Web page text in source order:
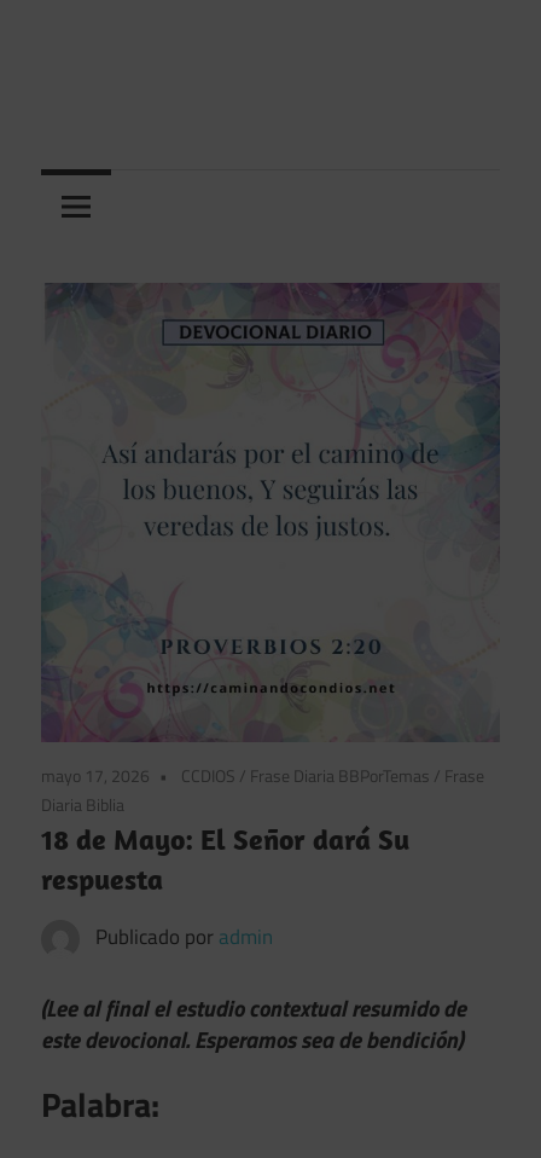
mayo 17, 2026 CCDIOS / Frase Diaria BBPorTemas / Frase
Diaria Biblia
18 de Mayo: El Señor dará Su
respuesta
Publicado por admin
(Lee al final el estudio contextual resumido de
este devocional. Esperamos sea de bendición)
Palabra: